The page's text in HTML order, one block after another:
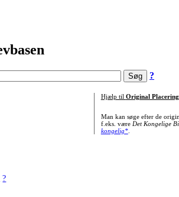
?
?
Hjælp til Original Placering
Man kan søge efter de
f.eks. være Det Kongelige
kongelig*.